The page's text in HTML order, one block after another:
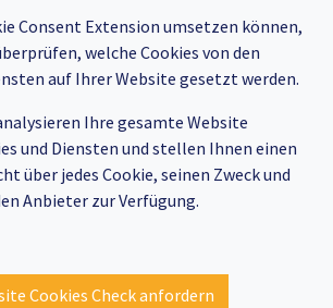
Consent Extension umsetzen können,
welche Cookies von den
auf Ihrer Website gesetzt werden.
Ihre gesamte Website
und Diensten und stellen Ihnen einen
über jedes Cookie, seinen Zweck und
Anbieter zur Verfügung.
Cookies Check anfordern